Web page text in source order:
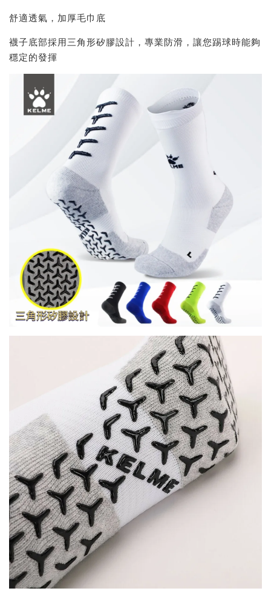
舒適透氣，加厚毛巾底
襪子底部採用三角形矽膠設計，專業防滑，讓您踢球時能夠
穩定的發揮